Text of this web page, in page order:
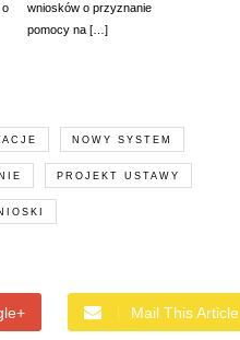
o
wniosków o przyznanie
pomocy na […]
NOWY SYSTEM
PROJEKT USTAWY
Mail This Article